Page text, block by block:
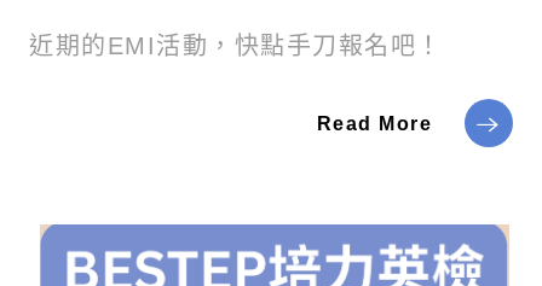
近期的EMI活動，快點手刀報名吧！
Read More